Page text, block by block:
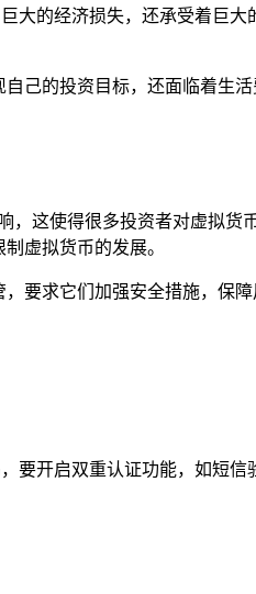
大的经济损失，还承受着巨
己的投资目标，还面临着生
，这使得很多投资者对虚拟
虚拟货币的发展。
，要求它们加强安全措施，保
要开启双重认证功能，如短